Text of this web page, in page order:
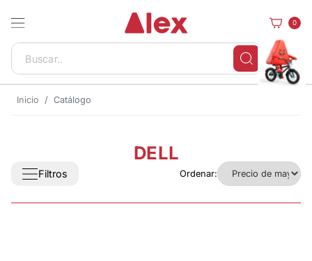
0
Inicio Catálogo
DELL
Filtros Ordenar: